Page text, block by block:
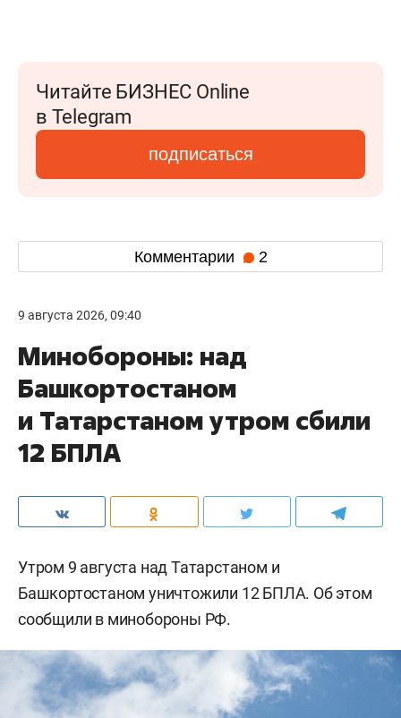
Читайте БИЗНЕС Online
в Telegram
подписаться
Комментарии 2
9 августа 2026, 09:40
Минобороны: над
Башкортостаном
и Татарстаном утром сбили
12 БПЛА
Утром 9 августа над Татарстаном и
Башкортостаном уничтожили 12 БПЛА. Об этом
сообщили в минобороны РФ.